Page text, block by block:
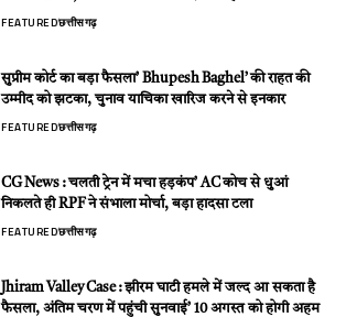
FEATUREDछत्तीसगढ़
सुप्रीम कोर्ट का बड़ा फैसला’ Bhupesh Baghel’ की राहत की
उम्मीद को झटका, चुनाव याचिका खारिज करने से इनकार
FEATUREDछत्तीसगढ़
CG News : चलती ट्रेन में मचा हड़कंप’ AC कोच से धुआं
निकलते ही RPF ने संभाला मोर्चा, बड़ा हादसा टला
FEATUREDछत्तीसगढ़
Jhiram Valley Case : झीरम घाटी हमले में जल्द आ सकता है
फैसला, अंतिम चरण में पहुंची सुनवाई’ 10 अगस्त को होगी अहम